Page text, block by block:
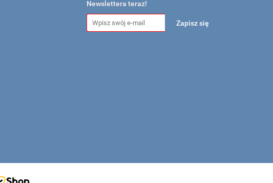
Newslettera teraz!